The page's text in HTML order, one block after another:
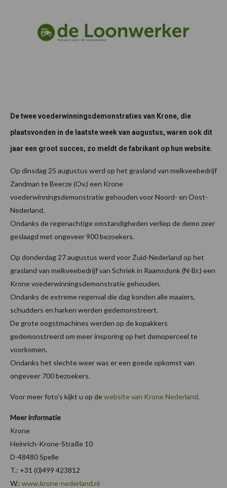
De twee voederwinningsdemonstraties van Krone, die
plaatsvonden in de laatste week van augustus, waren ook dit
jaar een groot succes, zo meldt de fabrikant op hun website.
Op dinsdag 25 augustus werd op het grasland van melkveebedrijf
Zandman te Beerze (Ov.) een Krone
voederwinningsdemonstratie gehouden voor Noord- en Oost-
Nederland.
Ondanks de regenachtige omstandigheden verliep de demo zeer
geslaagd met ongeveer 900 bezoekers.
Op donderdag 27 augustus werd voor Zuid-Nederland op het
grasland van melkveebedrijf van Schriek in Raamsdonk (N-Br.) een
Krone voederwinningsdemonstratie gehouden.
Ondanks de extreme regenval die dag konden alle maaiers,
schudders en harken werden gedemonstreert.
De grote oogstmachines werden op de kopakkers
gedemonstreerd om meer insporing op het demoperceel te
voorkomen.
Ondanks het slechte weer was er een goede opkomst van
ongeveer 700 bezoekers.
Voor meer foto's kijkt u op dewebsite van Krone Nederland.
Meer informatie
Krone
Heinrich-Krone-Straße 10
D-48480 Spelle
T.: +31 (0)499 423812
W.: www.krone-nederland.nl